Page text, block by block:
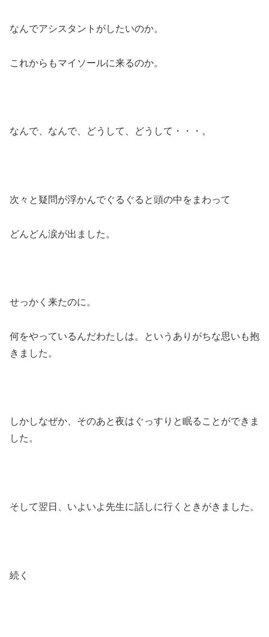
なんでアシスタントがしたいのか。
これからもマイソールに来るのか。
なんで、なんで、どうして、どうして・・・。
次々と疑問が浮かんでぐるぐると頭の中をまわって
どんどん涙が出ました。
せっかく来たのに。
何をやっているんだわたしは。というありがちな思いも抱
きました。
しかしなぜか、そのあと夜はぐっすりと眠ることができま
した。
そして翌日、いよいよ先生に話しに行くときがきました。
続く